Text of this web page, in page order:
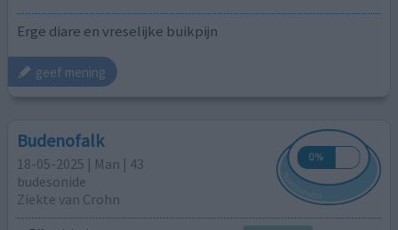
Erge diare en vreselijke buikpijn
geef mening
Budenofalk
18-05-2025 | Man | 43
budesonide
Ziekte van Crohn